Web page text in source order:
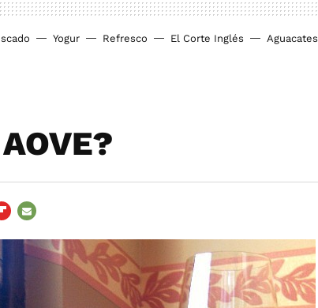
Yogur Refresco El Corte Inglés Aguacates
MAIL